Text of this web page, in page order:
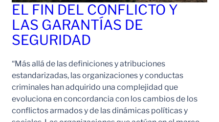
EL FIN DEL CONFLICTO Y
LAS GARANTÍAS DE
SEGURIDAD
“Más allá de las definiciones y atribuciones
estandarizadas, las organizaciones y conductas
criminales han adquirido una complejidad que
evoluciona en concordancia con los cambios de los
conflictos armados y de las dinámicas políticas y